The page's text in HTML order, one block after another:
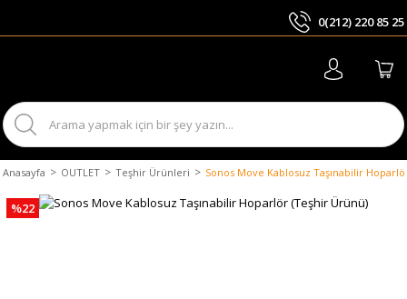
0(212) 220 85 25
Anasayfa OUTLET Teşhir Ürünleri Sonos Move Kablosuz Taşınabilir
%22